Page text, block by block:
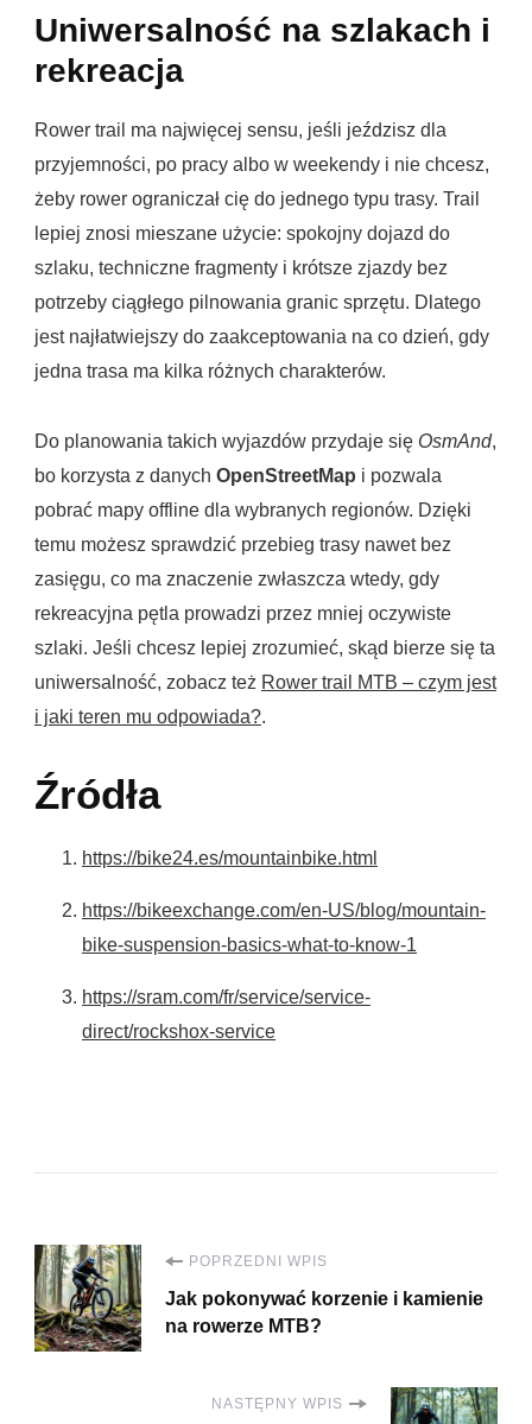
Uniwersalność na szlakach i
rekreacja
Rower trail ma najwięcej sensu, jeśli jeździsz dla
przyjemności, po pracy albo w weekendy i nie chcesz,
żeby rower ograniczał cię do jednego typu trasy. Trail
lepiej znosi mieszane użycie: spokojny dojazd do
szlaku, techniczne fragmenty i krótsze zjazdy bez
potrzeby ciągłego pilnowania granic sprzętu. Dlatego
jest najłatwiejszy do zaakceptowania na co dzień, gdy
jedna trasa ma kilka różnych charakterów.
Do planowania takich wyjazdów przydaje się OsmAnd,
bo korzysta z danych OpenStreetMap i pozwala
pobrać mapy offline dla wybranych regionów. Dzięki
temu możesz sprawdzić przebieg trasy nawet bez
zasięgu, co ma znaczenie zwłaszcza wtedy, gdy
rekreacyjna pętla prowadzi przez mniej oczywiste
szlaki. Jeśli chcesz lepiej zrozumieć, skąd bierze się ta
uniwersalność, zobacz też Rower trail MTB – czym jest
i jaki teren mu odpowiada?.
Źródła
https://bike24.es/mountainbike.html
https://bikeexchange.com/en-US/blog/mountain-
bike-suspension-basics-what-to-know-1
https://sram.com/fr/service/service-
direct/rockshox-service
Nawigacja
wpisu
POPRZEDNI WPIS
Jak pokonywać korzenie i kamienie
na rowerze MTB?
NASTĘPNY WPIS